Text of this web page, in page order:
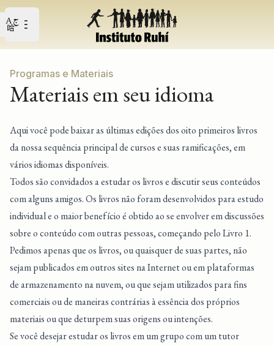
Abrir o menu principal
Open user menu
Programas e Materiais
Materiais em seu idioma
Aqui você pode baixar as últimas edições dos oito primeiros livros
da nossa sequência principal de cursos e suas ramificações, em
vários idiomas disponíveis.
Todos são convidados a estudar os livros e discutir seus conteúdos
com alguns amigos. Os livros não foram desenvolvidos para estudo
individual e o maior benefício é obtido ao se envolver em discussões
sobre o conteúdo com outras pessoas, começando pelo Livro 1.
Pedimos apenas que os livros, ou quaisquer de suas partes, não
sejam publicados em outros sites na Internet ou em plataformas
de armazenamento na nuvem, ou que sejam utilizados para fins
comerciais ou de maneiras contrárias à essência dos próprios
materiais ou que deturpem suas origens ou intenções.
Se você desejar estudar os livros em um grupo com um tutor